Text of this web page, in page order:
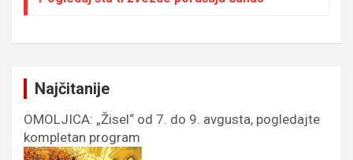
Najčitanije
OMOLJICA: „Žisel“ od 7. do 9. avgusta, pogledajte
kompletan program